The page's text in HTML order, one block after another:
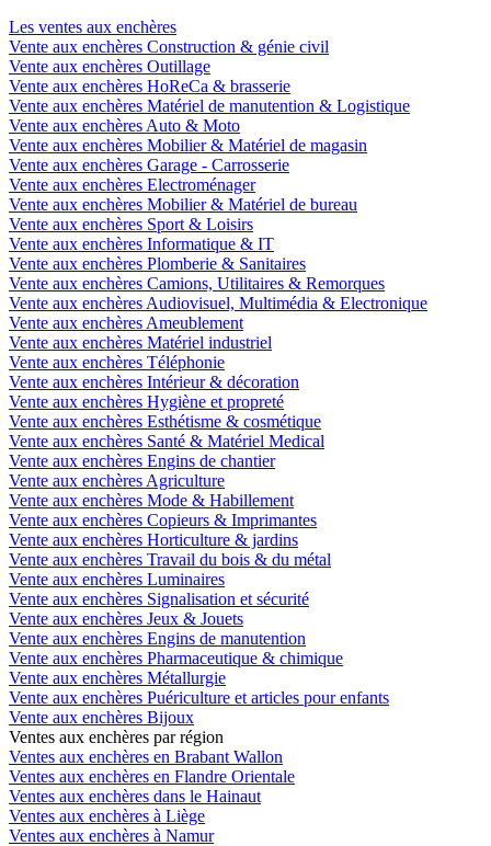
Les ventes aux enchères
Vente aux enchères Construction & génie civil
Vente aux enchères Outillage
Vente aux enchères HoReCa & brasserie
Vente aux enchères Matériel de manutention & Logistique
Vente aux enchères Auto & Moto
Vente aux enchères Mobilier & Matériel de magasin
Vente aux enchères Garage - Carrosserie
Vente aux enchères Electroménager
Vente aux enchères Mobilier & Matériel de bureau
Vente aux enchères Sport & Loisirs
Vente aux enchères Informatique & IT
Vente aux enchères Plomberie & Sanitaires
Vente aux enchères Camions, Utilitaires & Remorques
Vente aux enchères Audiovisuel, Multimédia & Electronique
Vente aux enchères Ameublement
Vente aux enchères Matériel industriel
Vente aux enchères Téléphonie
Vente aux enchères Intérieur & décoration
Vente aux enchères Hygiène et propreté
Vente aux enchères Esthétisme & cosmétique
Vente aux enchères Santé & Matériel Medical
Vente aux enchères Engins de chantier
Vente aux enchères Agriculture
Vente aux enchères Mode & Habillement
Vente aux enchères Copieurs & Imprimantes
Vente aux enchères Horticulture & jardins
Vente aux enchères Travail du bois & du métal
Vente aux enchères Luminaires
Vente aux enchères Signalisation et sécurité
Vente aux enchères Jeux & Jouets
Vente aux enchères Engins de manutention
Vente aux enchères Pharmaceutique & chimique
Vente aux enchères Métallurgie
Vente aux enchères Puériculture et articles pour enfants
Vente aux enchères Bijoux
Ventes aux enchères par région
Ventes aux enchères en Brabant Wallon
Ventes aux enchères en Flandre Orientale
Ventes aux enchères dans le Hainaut
Ventes aux enchères à Liège
Ventes aux enchères à Namur